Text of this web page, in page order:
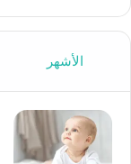
الأشهر